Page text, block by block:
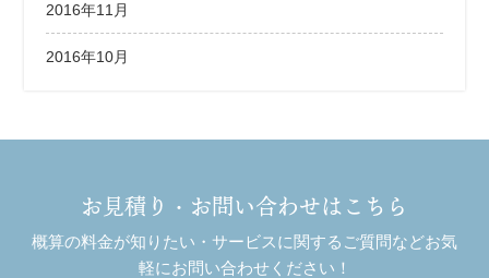
2016年11月
2016年10月
お見積り・お問い合わせはこちら
概算の料金が知りたい・サービスに関するご質問などお気
軽にお問い合わせください！